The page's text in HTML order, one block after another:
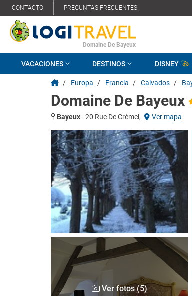
CONTACTO PREGUNTAS FRECUENTES
Domaine De Bayeux
VACACIONES DESTINOS DISNEY
/ Europa / Francia / Calvados /
Domaine De Bayeux
Bayeux-20 Rue De Crémel, Ver mapa
Ver fotos (5)